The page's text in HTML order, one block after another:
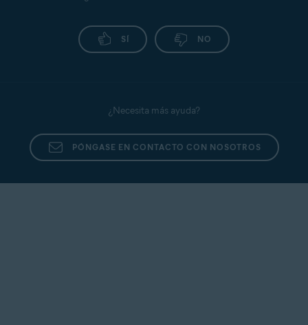
SÍ NO
¿Necesita más ayuda?
PÓNGASE EN CONTACTO CON NOSOTROS